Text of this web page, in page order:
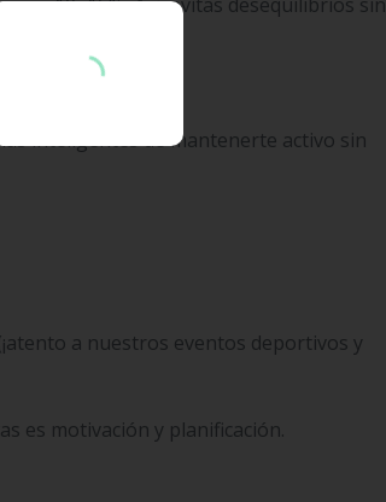
inteligentes de mantenerte activo sin
a nuestros eventos deportivos y
es motivación y planificación.